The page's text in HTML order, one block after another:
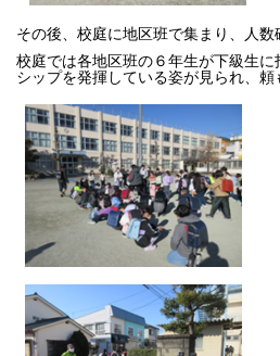
その後、校庭に地区班で集まり、人数
校庭では各地区班の６年生が下級生
シップを発揮している姿が見られ、頼